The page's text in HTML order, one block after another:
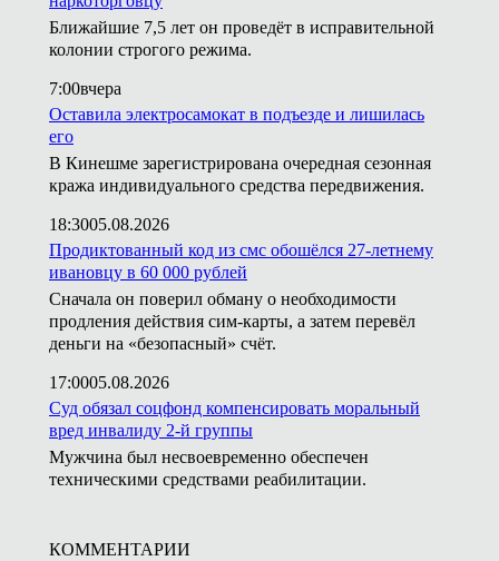
Ближайшие 7,5 лет он проведёт в исправительной
колонии строгого режима.
7:00вчера
Оставила электросамокат в подъезде и лишилась
его
В Кинешме зарегистрирована очередная сезонная
кража индивидуального средства передвижения.
18:3005.08.2026
Продиктованный код из смс обошёлся 27-летнему
ивановцу в 60 000 рублей
Сначала он поверил обману о необходимости
продления действия сим-карты, а затем перевёл
деньги на «безопасный» счёт.
17:0005.08.2026
Суд обязал соцфонд компенсировать моральный
вред инвалиду 2-й группы
Мужчина был несвоевременно обеспечен
техническими средствами реабилитации.
КОММЕНТАРИИ